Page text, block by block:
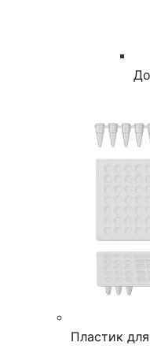
Пластик